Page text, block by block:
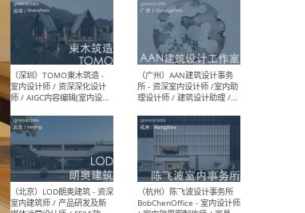
（上海）或者设计 OR
Design - 室内主案设计师 /
室内设计师 / 施工图深化设
计师 / 室内设计助理 / 新媒
体运营
（南京/淮安）江苏美城建筑
规划设计院有限公司 - 建筑方
案设计师 / 商务经理 / 暖通
设计师 / 造价工程师